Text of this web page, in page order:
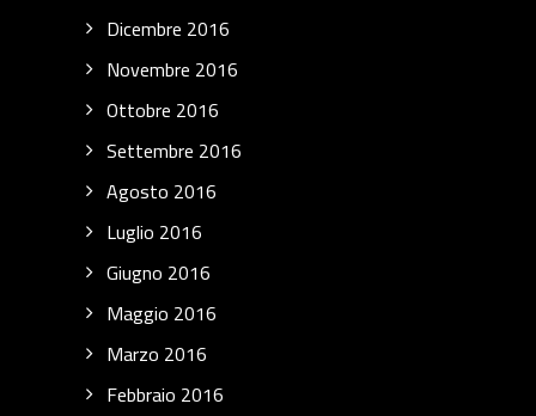
Dicembre 2016
Novembre 2016
Ottobre 2016
Settembre 2016
Agosto 2016
Luglio 2016
Giugno 2016
Maggio 2016
Marzo 2016
Febbraio 2016